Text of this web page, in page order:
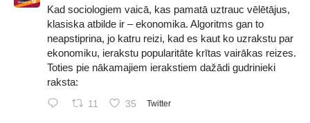
Kad sociologiem vaicā, kas pamatā uztrauc vēlētājus,
klasiska atbilde ir – ekonomika. Algoritms gan to
neapstiprina, jo katru reizi, kad es kaut ko uzrakstu par
ekonomiku, ierakstu popularitāte krītas vairākas reizes.
Toties pie nākamajiem ierakstiem dažādi gudrinieki
raksta:
11 35 Twitter